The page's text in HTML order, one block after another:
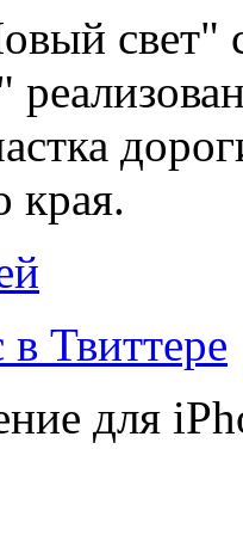
свет"
края.
Твиттере
для